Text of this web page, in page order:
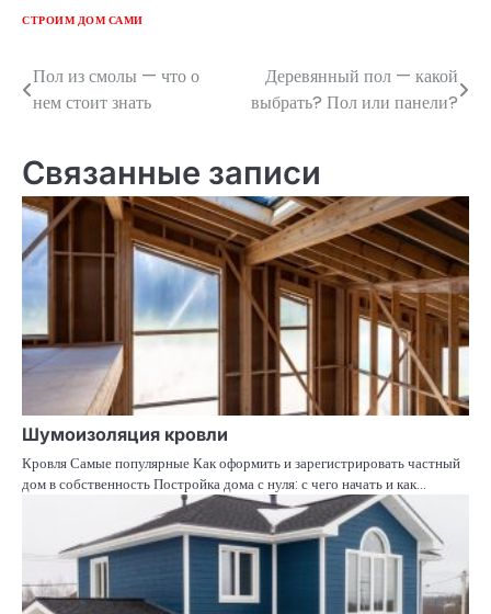
СТРОИМ ДОМ САМИ
Навигация
записям
Пол из смолы — что о
нем стоит знать
Деревянный пол — какой
выбрать? Пол или панели?
Связанные записи
Шумоизоляция кровли
Кровля Самые популярные Как оформить и зарегистрировать частный
дом в собственность Постройка дома с нуля: с чего начать и как…